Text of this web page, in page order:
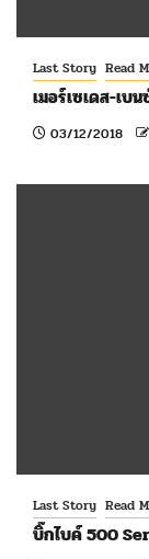
Last Story Read
เมอร์เซเดส-เบ
03/12/2018
Last Story Read
บิ๊กไบค์ 500